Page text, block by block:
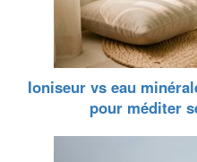
Ioniseur vs eau
pour méditer